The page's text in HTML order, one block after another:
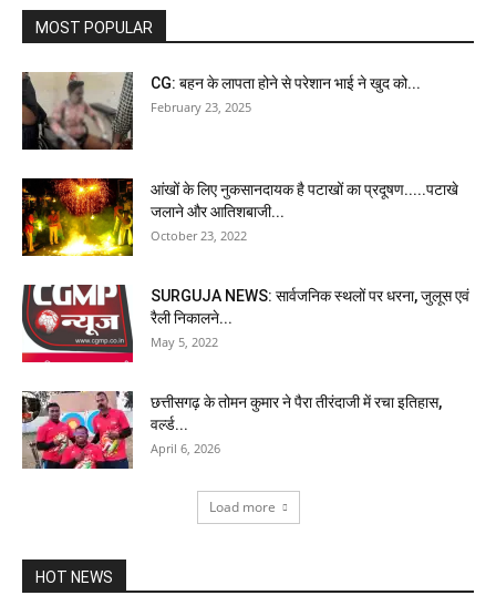
MOST POPULAR
CG: बहन के लापता होने से परेशान भाई ने खुद को...
February 23, 2025
आंखों के लिए नुकसानदायक है पटाखों का प्रदूषण.....पटाखे
जलाने और आतिशबाजी...
October 23, 2022
SURGUJA NEWS: सार्वजनिक स्थलों पर धरना, जुलूस एवं
रैली निकालने...
May 5, 2022
छत्तीसगढ़ के तोमन कुमार ने पैरा तीरंदाजी में रचा इतिहास,
वर्ल्ड...
April 6, 2026
Load more
HOT NEWS